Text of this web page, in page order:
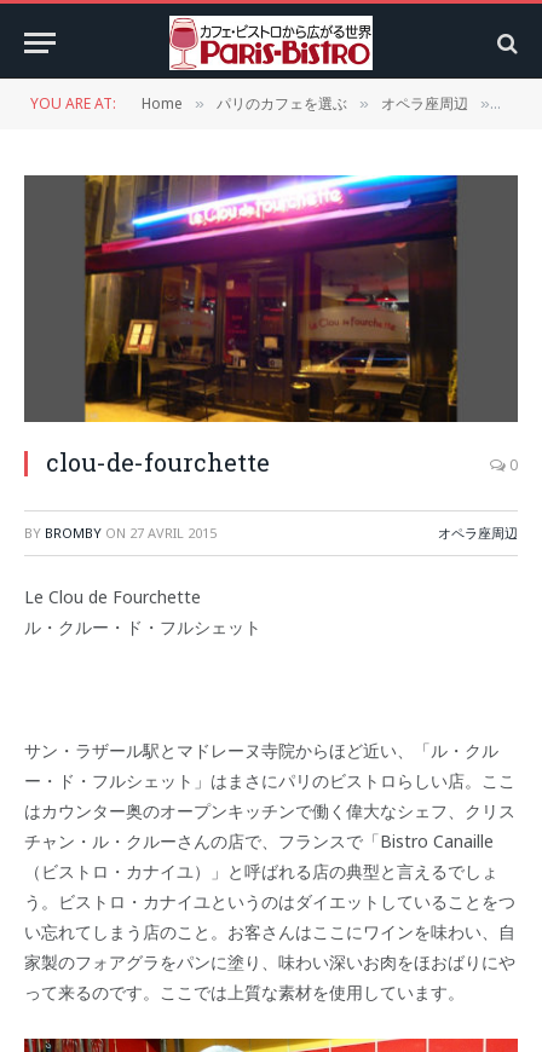
YOU ARE AT: Home » パリのカフェを選ぶ » オペラ座周辺 »
clou-de-fourchette 0
BY BROMBY ON 27 AVRIL 2015 オペラ座周辺
Le Clou de Fourchette
ル・クルー・ド・フルシェット
サン・ラザール駅とマドレーヌ寺院からほど近い、「ル・クル
ー・ド・フルシェット」はまさにパリのビストロらしい店。ここ
はカウンター奥のオープンキッチンで働く偉大なシェフ、クリス
チャン・ル・クルーさんの店で、フランスで「Bistro Canaille
（ビストロ・カナイユ）」と呼ばれる店の典型と言えるでしょ
う。ビストロ・カナイユというのはダイエットしていることをつ
い忘れてしまう店のこと。お客さんはここにワインを味わい、自
家製のフォアグラをパンに塗り、味わい深いお肉をほおばりにや
って来るのです。ここでは上質な素材を使用しています。